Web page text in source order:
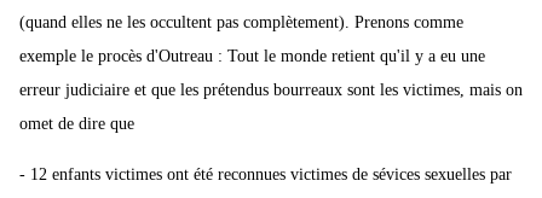
(quand elles ne les occultent pas complètement). Prenons comme
exemple le procès d'Outreau : Tout le monde retient qu'il y a eu une
erreur judiciaire et que les prétendus bourreaux sont les victimes, mais on
omet de dire que
- 12 enfants victimes ont été reconnues victimes de sévices sexuelles par